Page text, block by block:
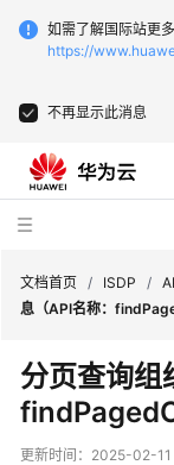
如需了解国际站更
https://
不再显示此消息
新
动
文档首页 / ISDP /
息（API名称：
分页查询组
更新时间： 2025-02-